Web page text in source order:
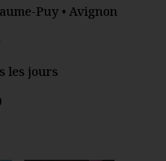
Puy • Avignon
les jours